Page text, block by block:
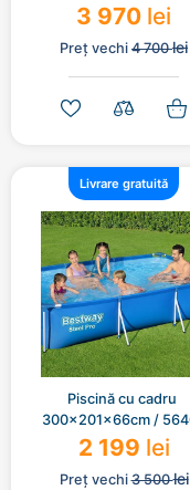
3 970 lei
Preț vechi 4 700lei
Livrare gratuită
Piscină cu cadru
300x201x66cm /
2 199 lei
Preț vechi3 500lei